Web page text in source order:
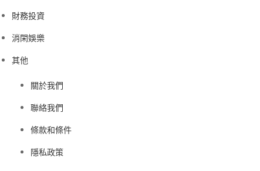
財務投資
消閑娛樂
其他
關於我們
聯絡我們
條款和條件
隱私政策